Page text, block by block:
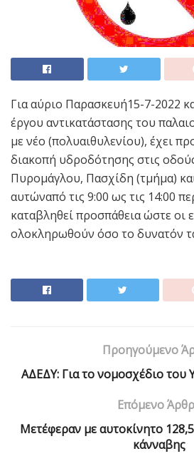
Για αύριο Παρασκευή15-7-2022
έργου αντικατάστασης του
με νέο (πολυαιθυλενίου), έχει
διακοπή υδροδότησης στις
Πυρομάγλου, Πασχίδη (τμήμα)
αυτώναπό τις 9:00 ως τις 14:00
καταβληθεί προσπάθεια ώστε οι
ολοκληρωθούν όσο το δυνατόν
Προηγούμενο
ΑΔΕΔΥ: Για το νομοσχέδιο του
Επόμενο
Μετέφεραν με αυτοκίνητο
κάνναβης